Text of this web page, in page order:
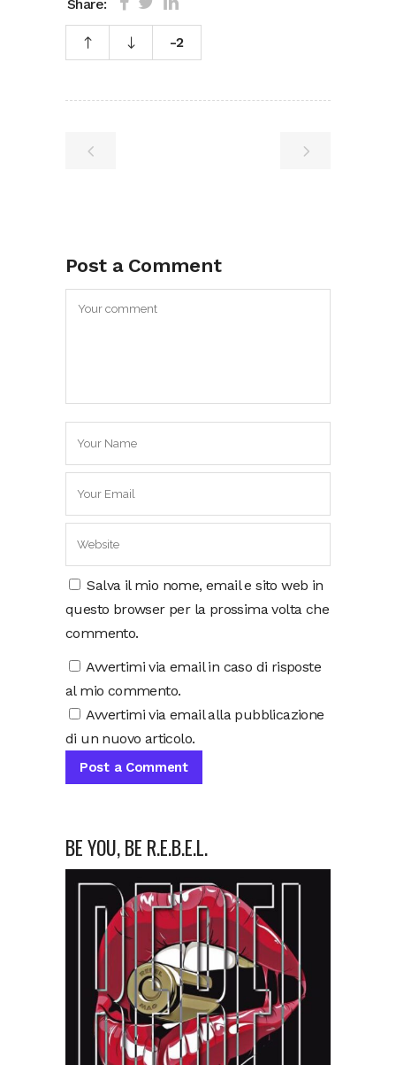
Share:
-2
Post a Comment
Salva il mio nome, email e sito web in
questo browser per la prossima volta che
commento.
Avvertimi via email in caso di risposte
al mio commento.
Avvertimi via email alla pubblicazione
di un nuovo articolo.
BE YOU, BE R.E.B.E.L.